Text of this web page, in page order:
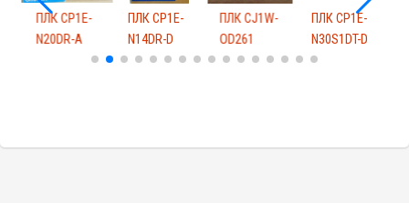
ПЛК CP1E-
N20DR-A
ПЛК CP1E-
N14DR-D
ПЛК CJ1W-
OD261
ПЛК CP1E-
N30S1DT-D